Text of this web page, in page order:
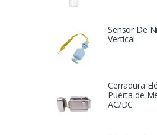
Sensor De
Vertical
Cerradura
Puerta de
AC/DC